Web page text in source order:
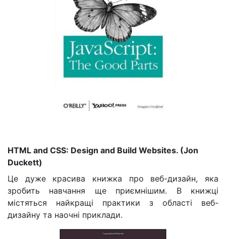
HTML and CSS: Design and Build Websites. (Jon
Duckett)
Це дуже красива книжка про веб-дизайн, яка
зробить навчання ще приємнішим. В книжці
містяться найкращі практики з області веб-
дизайну та наочні приклади.